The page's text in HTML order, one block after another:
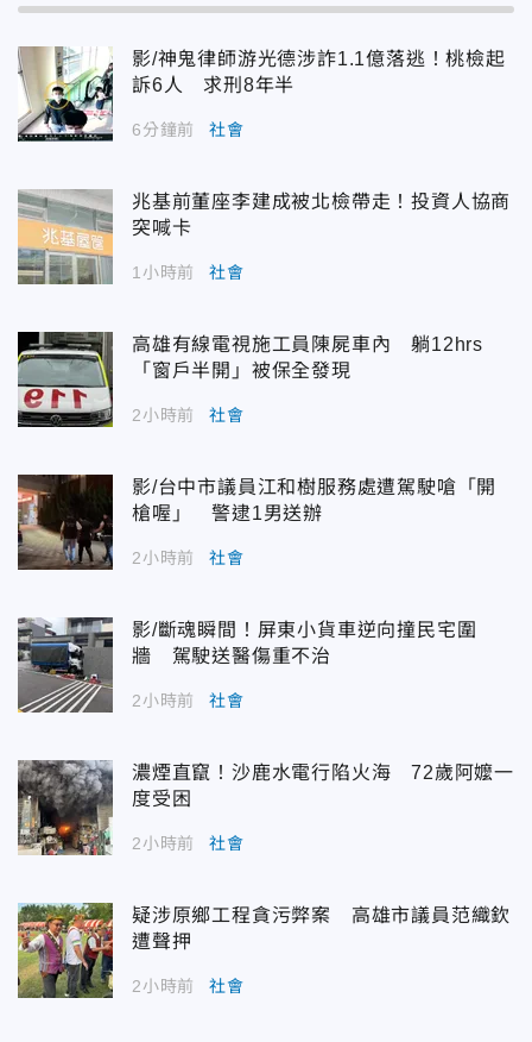
影/神鬼律師游光德涉詐1.1億落逃！桃檢起
訴6人 求刑8年半
6分鐘前 社會
兆基前董座李建成被北檢帶走！投資人協商
突喊卡
1小時前 社會
高雄有線電視施工員陳屍車內 躺12hrs
「窗戶半開」被保全發現
2小時前 社會
影/台中市議員江和樹服務處遭駕駛嗆「開
槍喔」 警逮1男送辦
2小時前 社會
影/斷魂瞬間！屏東小貨車逆向撞民宅圍
牆 駕駛送醫傷重不治
2小時前 社會
濃煙直竄！沙鹿水電行陷火海 72歲阿嬤一
度受困
2小時前 社會
疑涉原鄉工程貪污弊案 高雄市議員范織欽
遭聲押
2小時前 社會